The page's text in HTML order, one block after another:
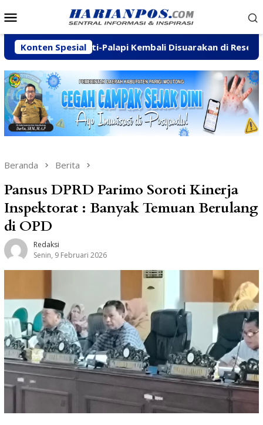
ke
Mobile
Konten Spesial
Palapi Kembali Disuarakan di Reses Mastulah
Beranda Berita
Pansus DPRD Parimo Soroti Kinerja
Inspektorat : Banyak Temuan Berulang
di OPD
Redaksi
Senin, 9 Februari 2026